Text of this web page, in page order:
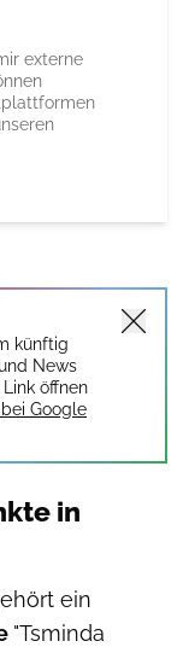
externe
künftig
News
öffnen
Google
in
ein
"Tsminda